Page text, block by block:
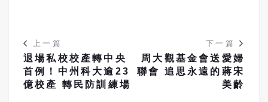
上一篇
退場私校校產轉中央
首例！中州科大逾23
億校產 轉民防訓練場
下一篇
周大觀基金會送愛婦
聯會 追思永遠的蔣宋
美齡